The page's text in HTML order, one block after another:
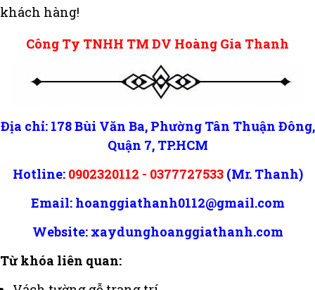
khách hàng!
Công Ty TNHH TM DV Hoàng Gia Thanh
Địa chỉ: 178 Bùi Văn Ba, Phường Tân Thuận Đông,
Quận 7, TP.HCM
Hotline: 0902320112 - 0377727533 (Mr. Thanh)
Email: hoanggiathanh0112@gmail.com
Website: xaydunghoanggiathanh.com
Từ khóa liên quan: